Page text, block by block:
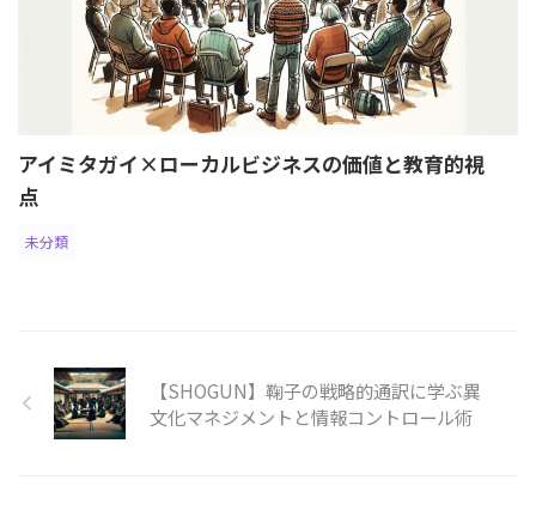
アイミタガイ×ローカルビジネスの価値と教育的視
点
未分類
【SHOGUN】鞠子の戦略的通訳に学ぶ異
文化マネジメントと情報コントロール術